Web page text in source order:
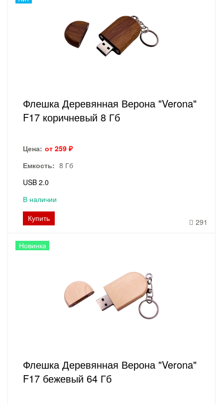
Флешка Деревянная Верона "Verona"
F17 коричневый 8 Гб
Цена: от 259 ₽
Емкость: 8 Гб
USB 2.0
В наличии
Купить
291
Новинка
Флешка Деревянная Верона "Verona"
F17 бежевый 64 Гб